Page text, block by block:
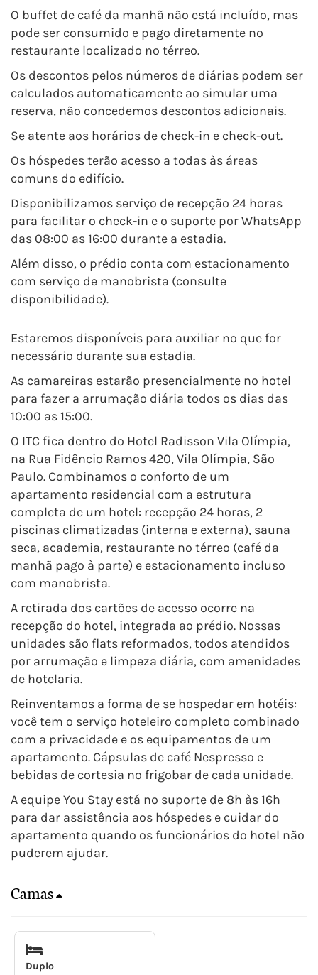
O buffet de café da manhã não está incluído, mas
pode ser consumido e pago diretamente no
restaurante localizado no térreo.
Os descontos pelos números de diárias podem ser
calculados automaticamente ao simular uma
reserva, não concedemos descontos adicionais.
Se atente aos horários de check-in e check-out.
Os hóspedes terão acesso a todas às áreas
comuns do edifício.
Disponibilizamos serviço de recepção 24 horas
para facilitar o check-in e o suporte por WhatsApp
das 08:00 as 16:00 durante a estadia.
Além disso, o prédio conta com estacionamento
com serviço de manobrista (consulte
disponibilidade).
Estaremos disponíveis para auxiliar no que for
necessário durante sua estadia.
As camareiras estarão presencialmente no hotel
para fazer a arrumação diária todos os dias das
10:00 as 15:00.
O ITC fica dentro do Hotel Radisson Vila Olímpia,
na Rua Fidêncio Ramos 420, Vila Olímpia, São
Paulo. Combinamos o conforto de um
apartamento residencial com a estrutura
completa de um hotel: recepção 24 horas, 2
piscinas climatizadas (interna e externa), sauna
seca, academia, restaurante no térreo (café da
manhã pago à parte) e estacionamento incluso
com manobrista.
A retirada dos cartões de acesso ocorre na
recepção do hotel, integrada ao prédio. Nossas
unidades são flats reformados, todos atendidos
por arrumação e limpeza diária, com amenidades
de hotelaria.
Reinventamos a forma de se hospedar em hotéis:
você tem o serviço hoteleiro completo combinado
com a privacidade e os equipamentos de um
apartamento. Cápsulas de café Nespresso e
bebidas de cortesia no frigobar de cada unidade.
A equipe You Stay está no suporte de 8h às 16h
para dar assistência aos hóspedes e cuidar do
apartamento quando os funcionários do hotel não
puderem ajudar.
Camas
Duplo